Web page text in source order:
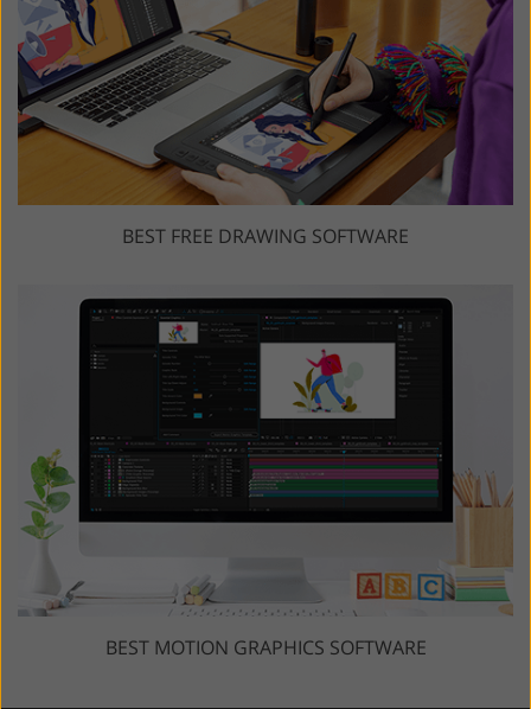
BEST FREE DRAWING SOFTWARE
BEST MOTION GRAPHICS SOFTWARE